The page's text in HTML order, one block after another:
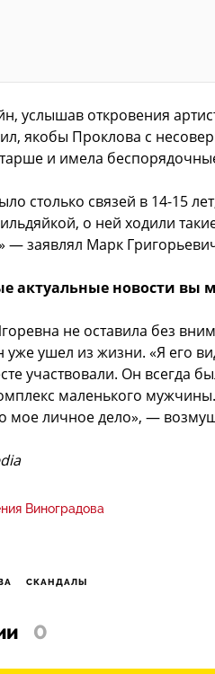
услышав откровения
якобы Проклова с
и имела
столько связей в 14-15
о ней ходили
— заявлял Марк
актуальные новости вы
не оставила без
уже ушел из жизни. «Я его
участвовали. Он всегда
маленького
мое личное дело», —
Виноградова
СКАНДАЛЫ
0